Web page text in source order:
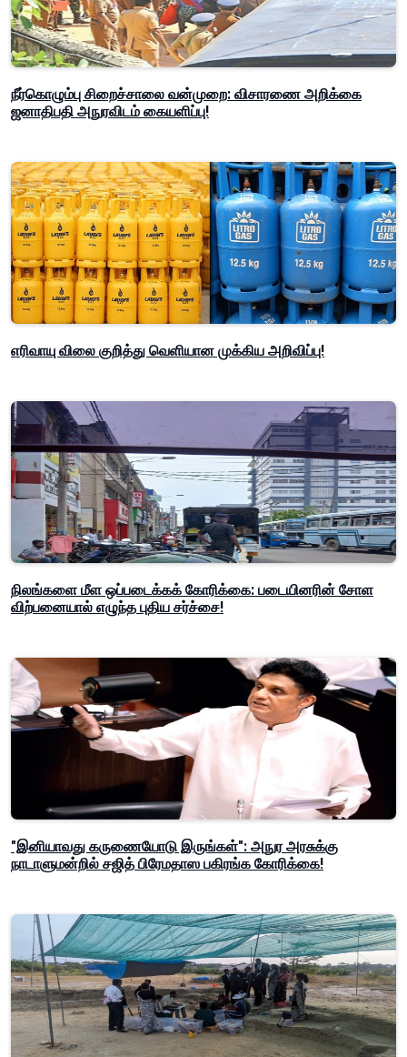
நீர்கொழும்பு சிறைச்சாலை வன்முறை: விசாரணை அறிக்கை
ஜனாதிபதி அநுரவிடம் கையளிப்பு!
எரிவாயு விலை குறித்து வெளியான முக்கிய அறிவிப்பு!
நிலங்களை மீள ஒப்படைக்கக் கோரிக்கை: படையினரின் சோள
விற்பனையால் எழுந்த புதிய சர்ச்சை!
"இனியாவது கருணையோடு இருங்கள்": அநுர அரசுக்கு
நாடாளுமன்றில் சஜித் பிரேமதாஸ பகிரங்க கோரிக்கை!